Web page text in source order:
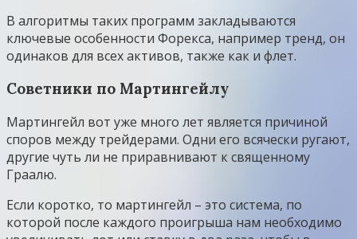
В алгоритмы таких программ закладываются
ключевые особенности Форекса, например тренд, он
одинаков для всех активов, также как и флет.
Советники по Мартингейлу
Мартингейл вот уже много лет является причиной
споров между трейдерами. Одни его всячески ругают,
другие чуть ли не приравнивают к священному
Граалю.
Если коротко, то мартингейл – это система, по
которой после каждого проигрыша нам необходимо